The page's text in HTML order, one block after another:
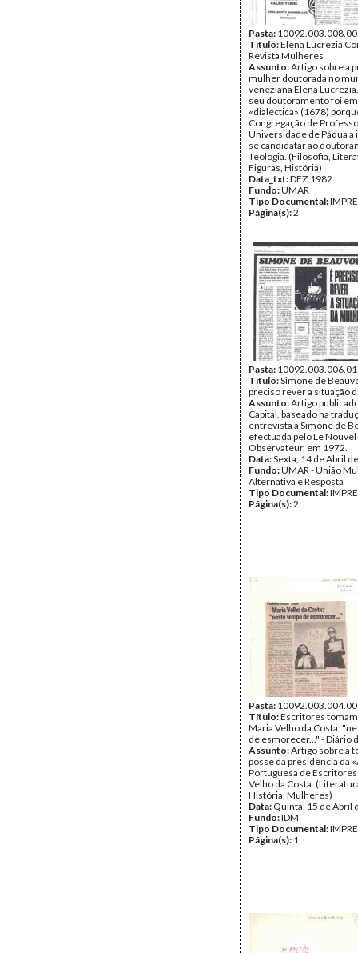
Pasta:
Título:Elena Lucrezia
Revista Mulheres
Assunto:Artigo sobre a
mulher doutorada no
veneziana Elena
seu doutoramento foi em
«dialéctica» (1678)
Congregação de
Universidade de Pádua a
se candidatar ao
Teologia. (Filosofia,
Figuras, História)
Data_txt:DEZ.1982
Fundo:UMAR
Tipo Documental:
Página(s):2
Pasta:
Título:Simone de
preciso rever a situação
Assunto:Artigo
Capital, baseado na
entrevista a Simone de
efectuada pelo Le Nouvel
Observateur, em 1972.
Data:Sexta, 14 de Abril
Fundo:UMAR - União
Alternativa e Resposta
Tipo Documental:
Página(s):2
Pasta:
Título:Escritores tomam
Maria Velho da Costa:
de esmorecer..." - Diário
Assunto:Artigo sobre a
posse da presidência da
Portuguesa de
Velho da Costa.
História, Mulheres)
Data: Quinta, 15 de Abril
Fundo:IDM
Tipo Documental:
Página(s): 1